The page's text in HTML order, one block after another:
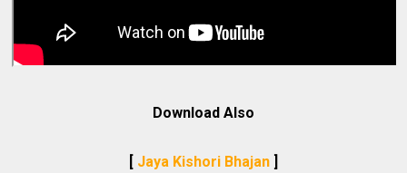
Download Also
[ Jaya Kishori Bhajan]